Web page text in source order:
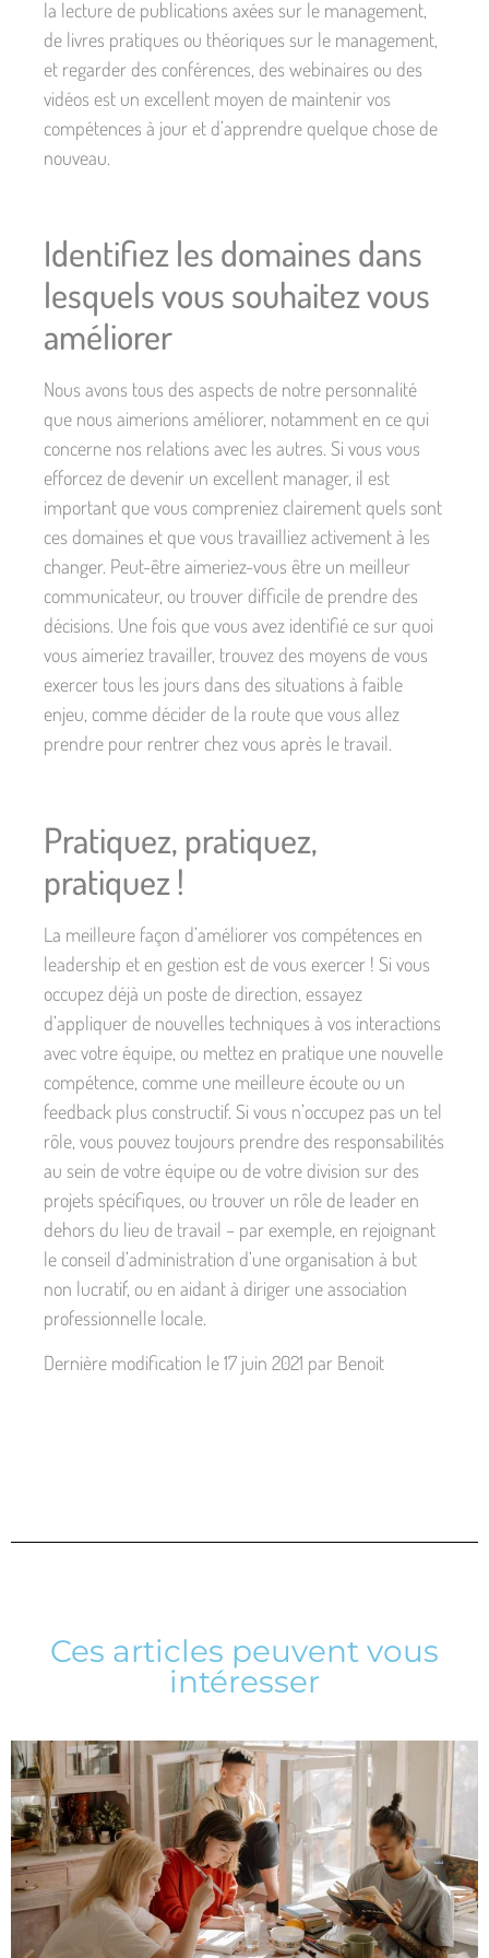
la lecture de publications axées sur le management,
de livres pratiques ou théoriques sur le management,
et regarder des conférences, des webinaires ou des
vidéos est un excellent moyen de maintenir vos
compétences à jour et d’apprendre quelque chose de
nouveau.
Identifiez les domaines dans
lesquels vous souhaitez vous
améliorer
Nous avons tous des aspects de notre personnalité
que nous aimerions améliorer, notamment en ce qui
concerne nos relations avec les autres. Si vous vous
efforcez de devenir un excellent manager, il est
important que vous compreniez clairement quels sont
ces domaines et que vous travailliez activement à les
changer. Peut-être aimeriez-vous être un meilleur
communicateur, ou trouver difficile de prendre des
décisions. Une fois que vous avez identifié ce sur quoi
vous aimeriez travailler, trouvez des moyens de vous
exercer tous les jours dans des situations à faible
enjeu, comme décider de la route que vous allez
prendre pour rentrer chez vous après le travail.
Pratiquez, pratiquez,
pratiquez !
La meilleure façon d’améliorer vos compétences en
leadership et en gestion est de vous exercer ! Si vous
occupez déjà un poste de direction, essayez
d’appliquer de nouvelles techniques à vos interactions
avec votre équipe, ou mettez en pratique une nouvelle
compétence, comme une meilleure écoute ou un
feedback plus constructif. Si vous n’occupez pas un tel
rôle, vous pouvez toujours prendre des responsabilités
au sein de votre équipe ou de votre division sur des
projets spécifiques, ou trouver un rôle de leader en
dehors du lieu de travail – par exemple, en rejoignant
le conseil d’administration d’une organisation à but
non lucratif, ou en aidant à diriger une association
professionnelle locale.
Dernière modification le 17 juin 2021 par Benoit
Ces articles peuvent vous
intéresser